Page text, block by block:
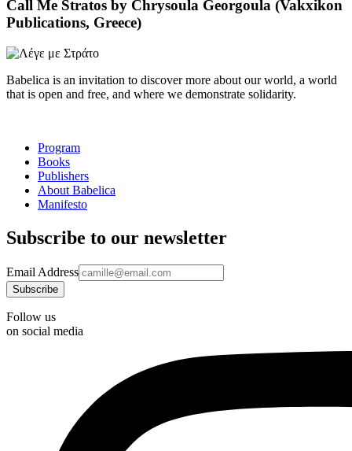
Call Me Stratos by Chrysoula Georgoula (Vakxikon
Publications, Greece)
Babelica is an invitation to discover more about our world, a world
that is open and free, and where we demonstrate solidarity.
Program
Books
Publishers
About Babelica
Manifesto
Subscribe to our newsletter
Email Address
Follow us
on social media